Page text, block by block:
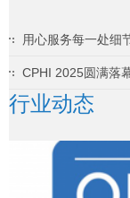
用心服务每一处细
CPHI 2025圆满落
行业动态